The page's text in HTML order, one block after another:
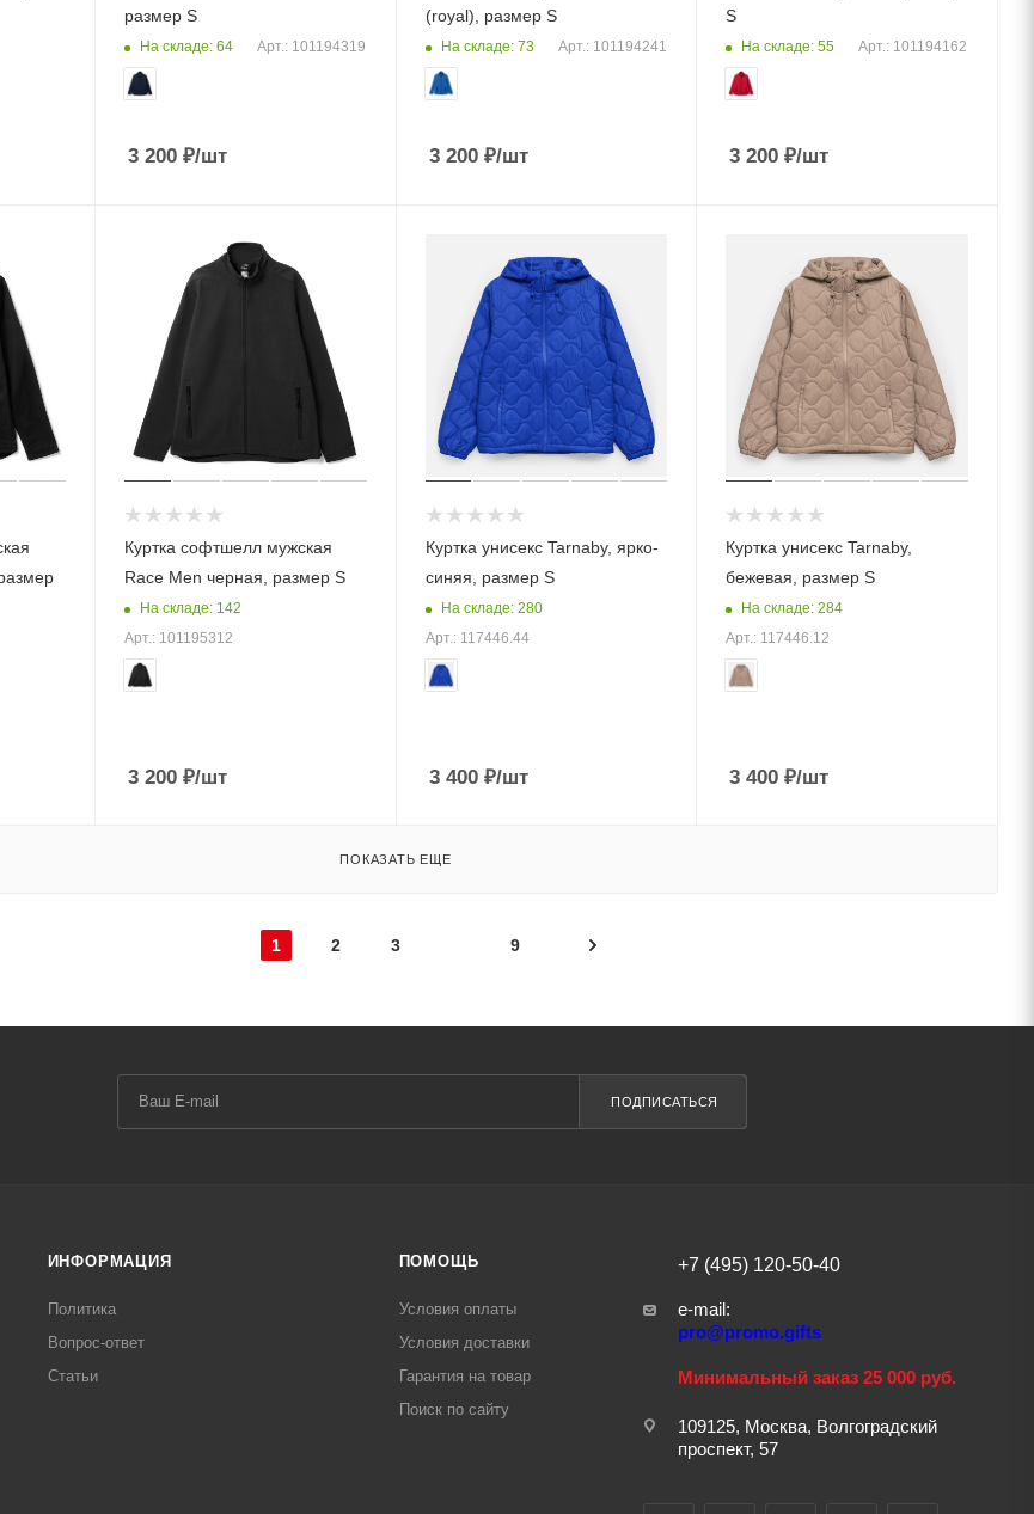
размер S
На складе: 64 Арт.: 101194319
3 200₽/шт
(royal), размер S
На складе: 73 Арт.: 101194241
3 200₽/шт
S
На складе: 55 Арт.: 101194162
3 200 ₽/шт
Куртка софтшелл мужская
Race Men черная, размер S
На складе: 142
Арт.: 101195312
3 200₽/шт
Куртка унисекс Tarnaby, ярко-
синяя, размер S
На складе: 280
Арт.: 117446.44
3 400₽/шт
Куртка унисекс Tarnaby,
бежевая, размер S
На складе: 284
Арт.: 117446.12
3 400 ₽/шт
ПОКАЗАТЬ ЕЩЕ
1 2 3 9
ПОДПИСАТЬСЯ
ИНФОРМАЦИЯ
Политика
Вопрос-ответ
Статьи
ПОМОЩЬ
Условия оплаты
Условия доставки
Гарантия на товар
Поиск по сайту
+7 (495) 120-50-40
e-mail:
pro@promo.gifts
Минимальный заказ 25 000 руб.
109125, Москва, Волгоградский
проспект, 57